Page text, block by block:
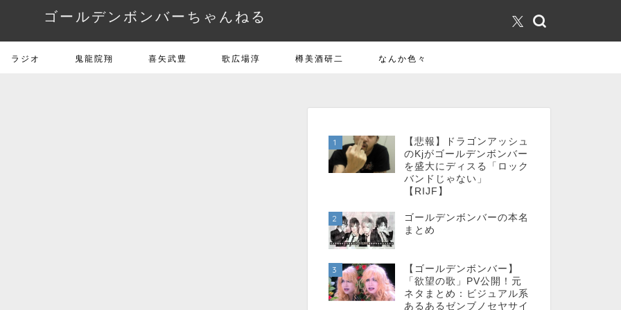
ゴールデンボンバーちゃんねる
ラジオ 鬼龍院翔 喜矢武豊 歌広場淳 樽美酒研二 なんか色々
1
【悲報】ドラゴンアッシュ
のKjがゴールデンボンバー
を盛大にディスる「ロック
バンドじゃない」
【RIJF】
2
ゴールデンボンバーの本名
まとめ
3
【ゴールデンボンバー】
「欲望の歌」PV公開！元
ネタまとめ：ビジュアル系
あるあるゼンブノセヤサイ